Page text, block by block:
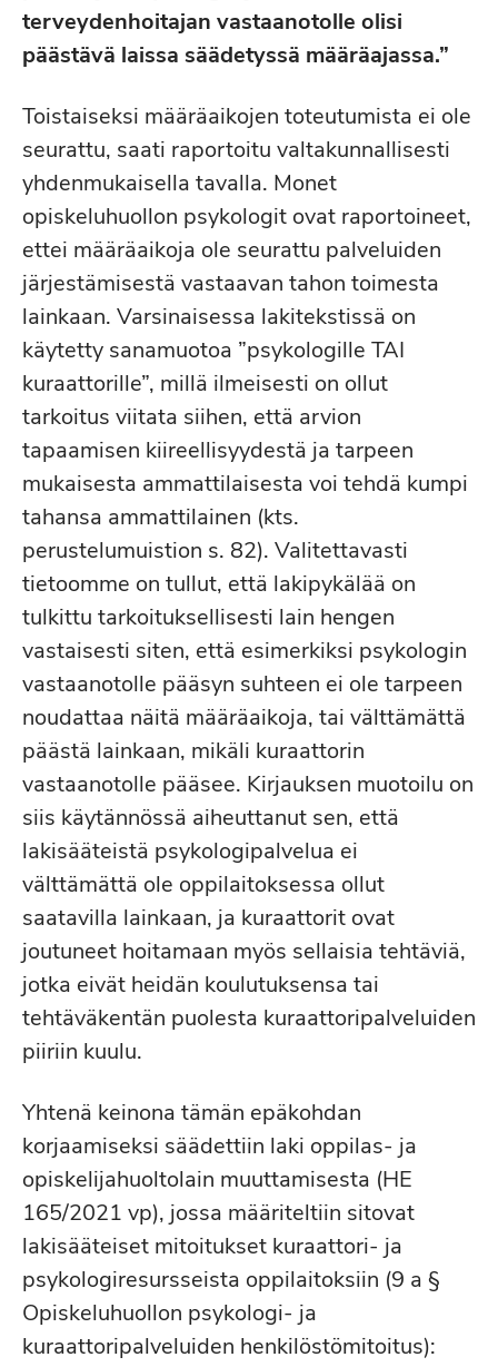
terveydenhoitajan vastaanotolle olisi
päästävä laissa säädetyssä määräajassa.”
Toistaiseksi määräaikojen toteutumista ei ole
seurattu, saati raportoitu valtakunnallisesti
yhdenmukaisella tavalla. Monet
opiskeluhuollon psykologit ovat raportoineet,
ettei määräaikoja ole seurattu palveluiden
järjestämisestä vastaavan tahon toimesta
lainkaan. Varsinaisessa lakitekstissä on
käytetty sanamuotoa ”psykologille TAI
kuraattorille”, millä ilmeisesti on ollut
tarkoitus viitata siihen, että arvion
tapaamisen kiireellisyydestä ja tarpeen
mukaisesta ammattilaisesta voi tehdä kumpi
tahansa ammattilainen (kts.
perustelumuistion s. 82). Valitettavasti
tietoomme on tullut, että lakipykälää on
tulkittu tarkoituksellisesti lain hengen
vastaisesti siten, että esimerkiksi psykologin
vastaanotolle pääsyn suhteen ei ole tarpeen
noudattaa näitä määräaikoja, tai välttämättä
päästä lainkaan, mikäli kuraattorin
vastaanotolle pääsee. Kirjauksen muotoilu on
siis käytännössä aiheuttanut sen, että
lakisääteistä psykologipalvelua ei
välttämättä ole oppilaitoksessa ollut
saatavilla lainkaan, ja kuraattorit ovat
joutuneet hoitamaan myös sellaisia tehtäviä,
jotka eivät heidän koulutuksensa tai
tehtäväkentän puolesta kuraattoripalveluiden
piiriin kuulu.
Yhtenä keinona tämän epäkohdan
korjaamiseksi säädettiin laki oppilas- ja
opiskelijahuoltolain muuttamisesta (HE
165/2021 vp), jossa määriteltiin sitovat
lakisääteiset mitoitukset kuraattori- ja
psykologiresursseista oppilaitoksiin (9 a §
Opiskeluhuollon psykologi- ja
kuraattoripalveluiden henkilöstömitoitus):